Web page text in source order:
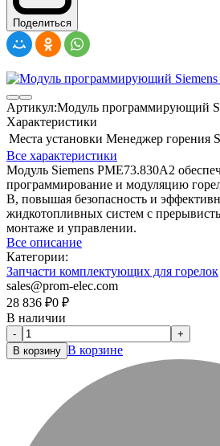
Поделиться
Артикул:Модуль программирующий
Характеристики
Места установки Менеджер горения
Все характеристики
Модуль Siemens PME73.830A2
программирование и модуляцию
В, повышая безопасность и
жидкотопливных систем с
монтаже и управлении.
Все описание
Категории:
Запчасти комплектующих для горелок
sales@prom-elec.com
28 836 ₽0 ₽
В наличии
-
+
В корзину В корзине